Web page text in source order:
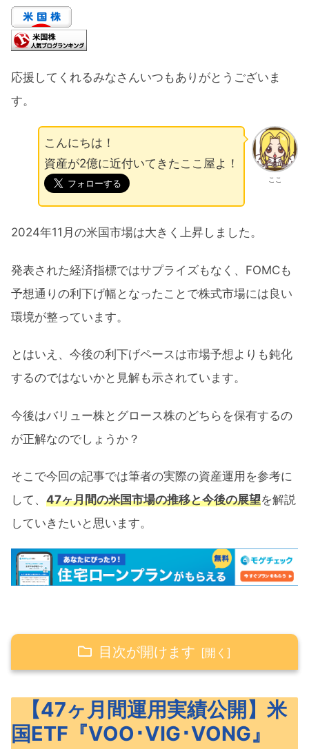
応援してくれるみなさんいつもありがとうございま
す。
ここ
こんにちは！
資産が2億に近付いてきたここ屋よ！
2024年11月の米国市場は大きく上昇しました。
発表された経済指標ではサプライズもなく、FOMCも
予想通りの利下げ幅となったことで株式市場には良い
環境が整っています。
とはいえ、今後の利下げペースは市場予想よりも鈍化
するのではないかと見解も示されています。
今後はバリュー株とグロース株のどちらを保有するの
が正解なのでしょうか？
そこで今回の記事では筆者の実際の資産運用を参考に
して、 47ヶ月間の米国市場の推移と今後の展望を解説
していきたいと思います。
目次が開けます
VIG･VONG』
米国ETF『VOO･VIG･VONG』の概要
【47ヶ月間運用実績公開】米
国ETF『VOO･VIG･VONG』